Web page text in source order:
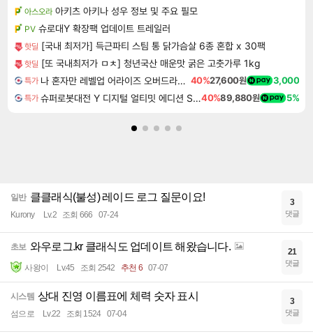
아스오라 아키츠 아키나 성우 정보 및 주요 필모
PV 슈로대Y 확장팩 업데이트 트레일러
핫딜 [국내 최저가] 득근파티 스팀 통 닭가슴살 6종 혼합 x 30팩
핫딜 [또 국내최저가 ㅁㅊ] 청년국산 매운맛 굵은 고춧가루 1kg
특가 나 혼자만 레벨업 어라이즈 오버드라이브 Solo Leveling Arise 40%27,600원 3,000
특가 슈퍼로봇대전 Y 디지털 얼티밋 에디션 Super Robot Wars Y Digital Ultimate Edition40%89,880원 5%
일반 클클래식(불성) 레이드 로그 질문이요!
Kurony Lv.2 조회 666 07-24
3
댓글
초보 와우로그.kr 클래식도 업데이트 해왔습니다.
사왕이 Lv.45 조회 2542 추천 6 07-07
21
댓글
시스템 상대 진영 이름표에 체력 숫자 표시
섬으로 Lv.22 조회 1524 07-04
3
댓글